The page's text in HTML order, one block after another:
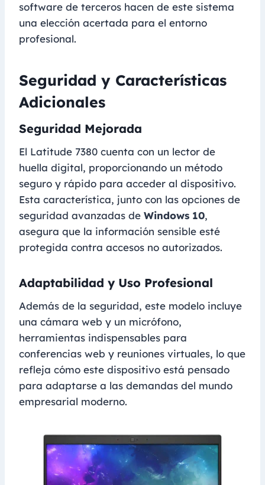
software de terceros hacen de este sistema
una elección acertada para el entorno
profesional.
Seguridad y Características
Adicionales
Seguridad Mejorada
El Latitude 7380 cuenta con un lector de
huella digital, proporcionando un método
seguro y rápido para acceder al dispositivo.
Esta característica, junto con las opciones de
seguridad avanzadas de Windows 10,
asegura que la información sensible esté
protegida contra accesos no autorizados.
Adaptabilidad y Uso Profesional
Además de la seguridad, este modelo incluye
una cámara web y un micrófono,
herramientas indispensables para
conferencias web y reuniones virtuales, lo que
refleja cómo este dispositivo está pensado
para adaptarse a las demandas del mundo
empresarial moderno.